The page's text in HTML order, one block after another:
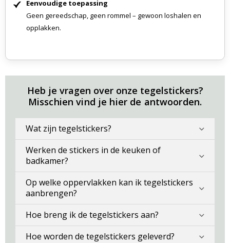
Eenvoudige toepassing
Geen gereedschap, geen rommel – gewoon loshalen en
opplakken.
Heb je vragen over onze tegelstickers?
Misschien vind je hier de antwoorden.
Wat zijn tegelstickers?
Werken de stickers in de keuken of
badkamer?
Op welke oppervlakken kan ik tegelstickers
aanbrengen?
Hoe breng ik de tegelstickers aan?
Hoe worden de tegelstickers geleverd?